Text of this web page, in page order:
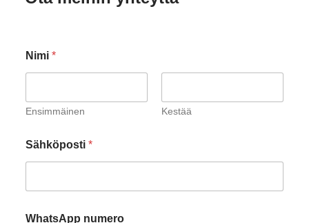
Nimi *
Ensimmäinen Kestää
Sähköposti *
WhatsApp numero